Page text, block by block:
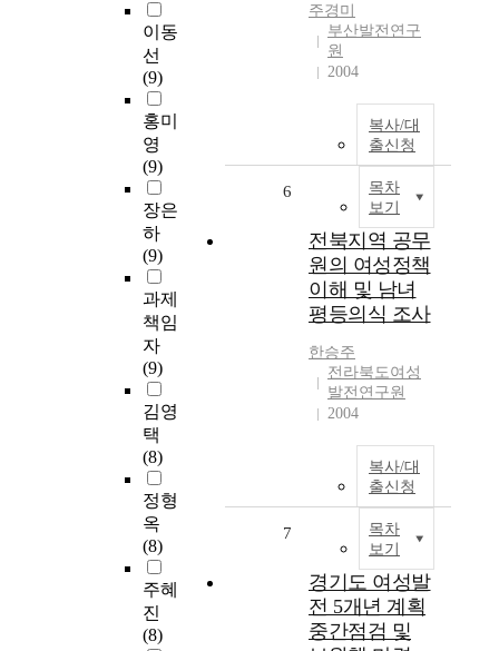
이동
선
(9)
홍미
영
(9)
장은
하
(9)
과제
책임
자
(9)
김영
택
(8)
정형
옥
(8)
주혜
진
(8)
주경미
부산발전연구
원
2004
복사/대
출신청
목차
보기
6
전북지역 공무
원의 여성정책
이해 및 남녀
평등의식 조사
한승주
전라북도여성
발전연구원
2004
복사/대
출신청
목차
보기
7
경기도 여성발
전 5개년 계획
중간점검 및